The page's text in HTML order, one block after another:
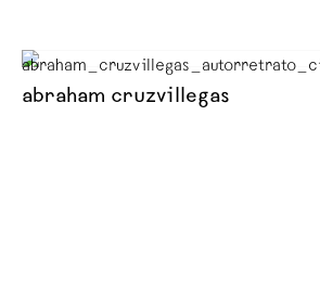
abraham cruzvillegas